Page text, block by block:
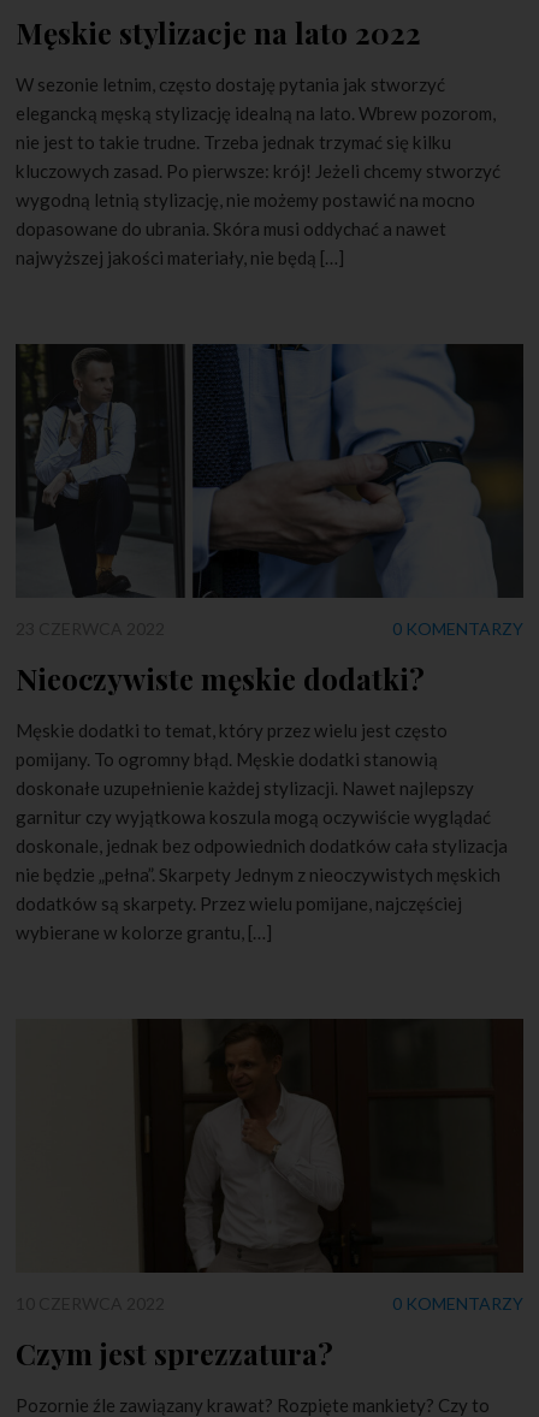
Męskie stylizacje na lato 2022
W sezonie letnim, często dostaję pytania jak stworzyć
elegancką męską stylizację idealną na lato. Wbrew pozorom,
nie jest to takie trudne. Trzeba jednak trzymać się kilku
kluczowych zasad. Po pierwsze: krój! Jeżeli chcemy stworzyć
wygodną letnią stylizację, nie możemy postawić na mocno
dopasowane do ubrania. Skóra musi oddychać a nawet
najwyższej jakości materiały, nie będą […]
0 KOMENTARZY
Nieoczywiste męskie dodatki?
Męskie dodatki to temat, który przez wielu jest często
pomijany. To ogromny błąd. Męskie dodatki stanowią
doskonałe uzupełnienie każdej stylizacji. Nawet najlepszy
garnitur czy wyjątkowa koszula mogą oczywiście wyglądać
doskonale, jednak bez odpowiednich dodatków cała stylizacja
nie będzie „pełna”. Skarpety Jednym z nieoczywistych męskich
dodatków są skarpety. Przez wielu pomijane, najczęściej
wybierane w kolorze grantu, […]
0 KOMENTARZY
Czym jest sprezzatura?
Pozornie źle zawiązany krawat? Rozpięte mankiety? Czy to